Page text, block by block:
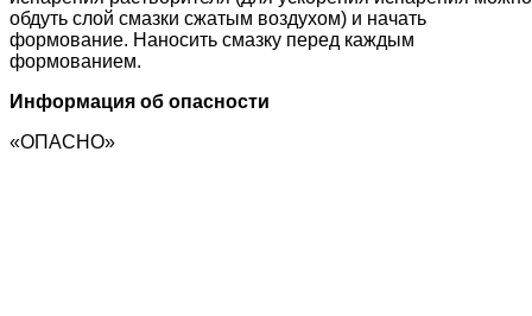
обдуть слой смазки сжатым воздухом) и начать
формование. Наносить смазку перед каждым
формованием.
Информация об опасности
«ОПАСНО»